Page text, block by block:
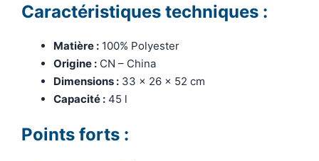
Caractéristiques techniques :
Matière : 100% Polyester
Origine : CN – China
Dimensions : 33 x 26 x 52 cm
Capacité : 45 l
Points forts :